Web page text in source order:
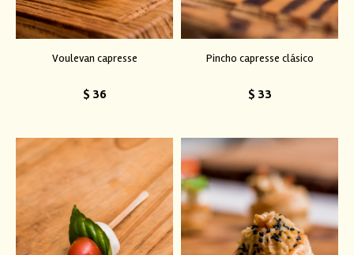
Voulevan capresse
$ 36
Pincho capresse clásico
$ 33